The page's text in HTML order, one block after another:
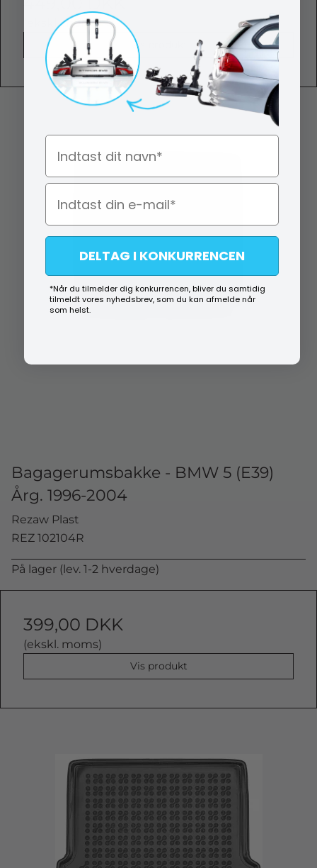
(ekskl. moms)
Vis produkt
Bagagerumsbakke - BMW 5 (E39)
Årg. 1996-2004
Rezaw Plast
REZ 102104R
På lager (lev. 1-2 hverdage)
399,00 DKK
(ekskl. moms)
Vis produkt
DELTAG I KONKURRENCEN
*Når du tilmelder dig konkurrencen, bliver du samtidig
tilmeldt vores nyhedsbrev, som du kan afmelde når
som helst.